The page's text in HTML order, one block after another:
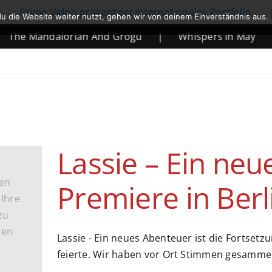
Prime Video präsentiert internationales Portfolio |
Mandalorian And Grogu | Whispers in May |
Lassie – Ein
Premiere in
Lassie - Ein neues Abenteuer ist die
feierte. Wir haben vor Ort Stimmen
die Website weiter nutzt, gehen wir von deinem Einverständnis aus.